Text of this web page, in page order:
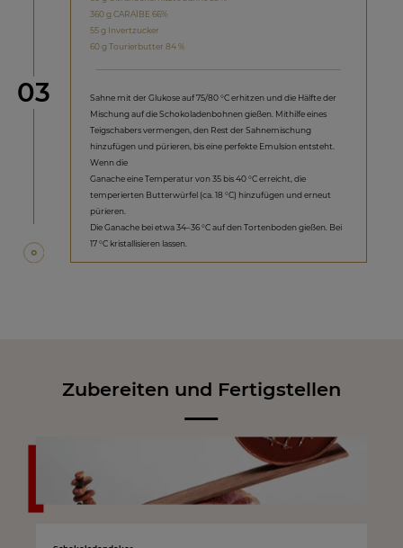
Schritt
03
360 g CARAÏBE 66%
55 g Invertzucker
60 g Tourierbutter 84 %
Sahne mit der Glukose auf 75/80 °C erhitzen und die Hälfte der
Mischung auf die Schokoladenbohnen gießen. Mithilfe eines
Teigschabers vermengen, den Rest der Sahnemischung
hinzufügen und pürieren, bis eine perfekte Emulsion entsteht.
Wenn die
Ganache eine Temperatur von 35 bis 40 °C erreicht, die
temperierten Butterwürfel (ca. 18 °C) hinzufügen und erneut
pürieren.
Die Ganache bei etwa 34–36 °C auf den Tortenboden gießen. Bei
17 °C kristallisieren lassen.
Zubereiten und Fertigstellen